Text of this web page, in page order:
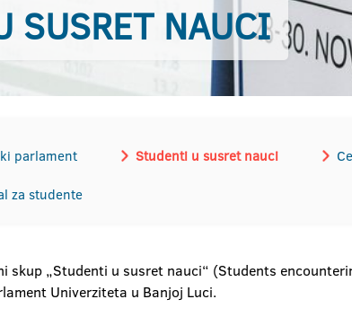
SUSRET NAUCI
parlament Studenti u susret nauci
za studente
skup „Studenti u susret nauci“ (Students
Univerziteta u Banjoj Luci.